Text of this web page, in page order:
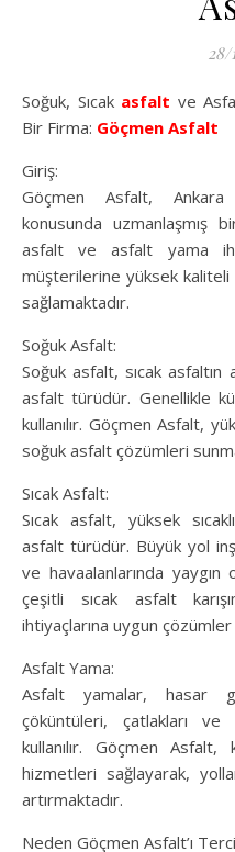
28/
Soğuk, Sıcak asfalt ve
Bir Firma: Göçmen Asfalt
Giriş:
Göçmen Asfalt,
konusunda uzmanlaşmış
asfalt ve asfalt yama
müşterilerine yüksek
sağlamaktadır.
Soğuk Asfalt:
Soğuk asfalt, sıcak asfaltın
asfalt türüdür. Genellikle
kullanılır. Göçmen Asfalt,
soğuk asfalt çözümleri
Sıcak Asfalt:
Sıcak asfalt, yüksek
asfalt türüdür. Büyük yol
ve havaalanlarında yaygın
çeşitli sıcak asfalt
ihtiyaçlarına uygun çözümler
Asfalt Yama:
Asfalt yamalar, hasar
çöküntüleri, çatlakları
kullanılır. Göçmen
hizmetleri sağlayarak,
artırmaktadır.
Neden Göçmen Asfalt’ı